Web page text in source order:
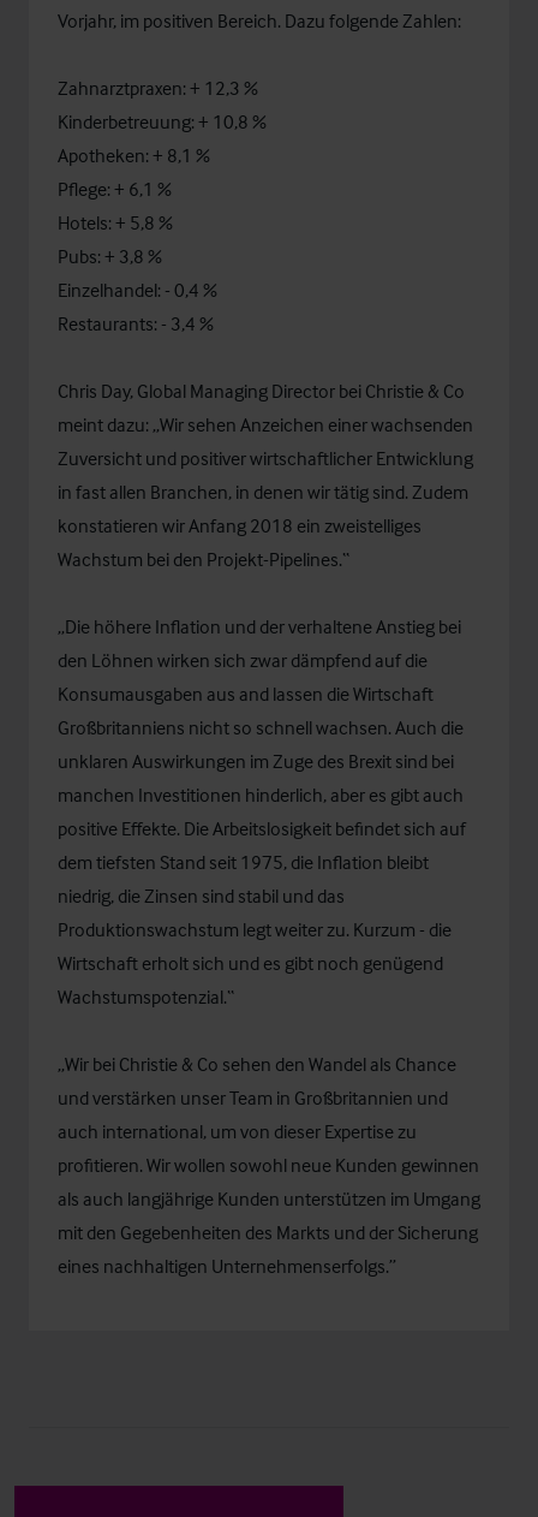
Vorjahr, im positiven Bereich. Dazu folgende Zahlen:
Zahnarztpraxen: + 12,3 %
Kinderbetreuung: + 10,8 %
Apotheken: + 8,1 %
Pflege: + 6,1 %
Hotels: + 5,8 %
Pubs: + 3,8 %
Einzelhandel: - 0,4 %
Restaurants: - 3,4 %
Chris Day, Global Managing Director bei Christie & Co
meint dazu: „Wir sehen Anzeichen einer wachsenden
Zuversicht und positiver wirtschaftlicher Entwicklung
in fast allen Branchen, in denen wir tätig sind. Zudem
konstatieren wir Anfang 2018 ein zweistelliges
Wachstum bei den Projekt-Pipelines.“
„Die höhere Inflation und der verhaltene Anstieg bei
den Löhnen wirken sich zwar dämpfend auf die
Konsumausgaben aus and lassen die Wirtschaft
Großbritanniens nicht so schnell wachsen. Auch die
unklaren Auswirkungen im Zuge des Brexit sind bei
manchen Investitionen hinderlich, aber es gibt auch
positive Effekte. Die Arbeitslosigkeit befindet sich auf
dem tiefsten Stand seit 1975, die Inflation bleibt
niedrig, die Zinsen sind stabil und das
Produktionswachstum legt weiter zu. Kurzum - die
Wirtschaft erholt sich und es gibt noch genügend
Wachstumspotenzial.“
„Wir bei Christie & Co sehen den Wandel als Chance
und verstärken unser Team in Großbritannien und
auch international, um von dieser Expertise zu
profitieren. Wir wollen sowohl neue Kunden gewinnen
als auch langjährige Kunden unterstützen im Umgang
mit den Gegebenheiten des Markts und der Sicherung
eines nachhaltigen Unternehmenserfolgs.”